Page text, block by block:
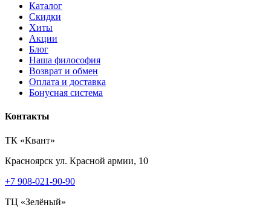
Каталог
Скидки
Хиты
Акции
Блог
Наша философия
Возврат и обмен
Оплата и доставка
Бонусная система
Контакты
ТК «Квант»
Красноярск ул. Красной армии, 10
+7 908-021-90-90
ТЦ «Зелёный»